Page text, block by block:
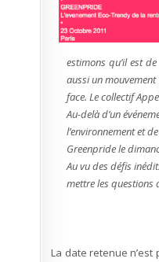
estimons qu’il est
aussi un
face. Le collectif
Au-delà d’un
l’environnement et
Greenpride le
Au vu des défis
mettre les questions
La date retenue